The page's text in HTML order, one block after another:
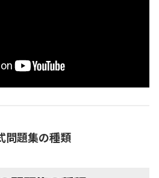
問題集の種類